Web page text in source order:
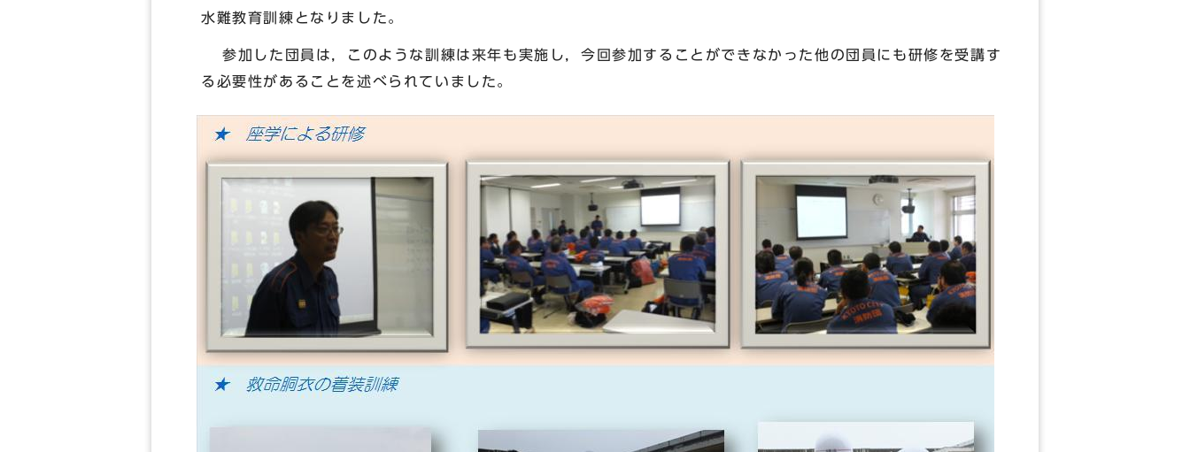
水難教育訓練となりました。
参加した団員は，このような訓練は来年も実施し，今回参加することができなかった他の団員にも研修を受講す
る必要性があることを述べられていました。